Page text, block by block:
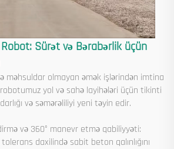
Sürət və Bərabərlik üçün
məhsuldar olmayan əmək işlərindən imtina
yol və sahə layihələri üçün tikinti
və səmərəliliyi yeni təyin edir.
və 360° manevr etmə qabiliyyəti:
daxilində sabit beton qalınlığını